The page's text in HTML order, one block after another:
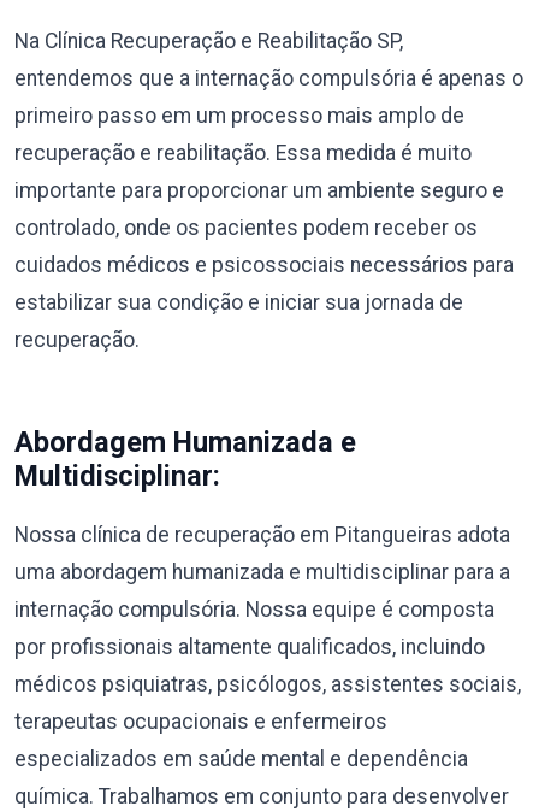
Na Clínica Recuperação e Reabilitação SP,
entendemos que a internação compulsória é apenas o
primeiro passo em um processo mais amplo de
recuperação e reabilitação. Essa medida é muito
importante para proporcionar um ambiente seguro e
controlado, onde os pacientes podem receber os
cuidados médicos e psicossociais necessários para
estabilizar sua condição e iniciar sua jornada de
recuperação.
Abordagem Humanizada e
Multidisciplinar:
Nossa clínica de recuperação em Pitangueiras adota
uma abordagem humanizada e multidisciplinar para a
internação compulsória. Nossa equipe é composta
por profissionais altamente qualificados, incluindo
médicos psiquiatras, psicólogos, assistentes sociais,
terapeutas ocupacionais e enfermeiros
especializados em saúde mental e dependência
química. Trabalhamos em conjunto para desenvolver